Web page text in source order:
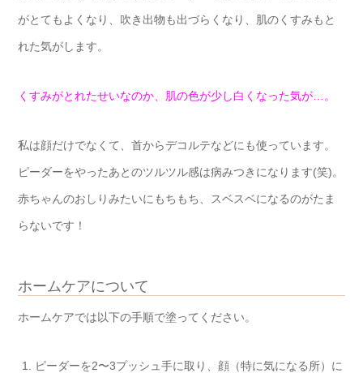
がとてもよくなり、吹き出物も出づらくなり、肌のくすみもと
れた気がします。
くすみがとれたせいなのか、肌の色が少し白くなった気が…。
私は顔だけでなくて、首からデコルテなどにも使っています。
ピーダーをやったあとのツルツル感は病みつきになります(笑)。
赤ちゃんのおしりみたいにもちもち、スベスベになるのがたま
らないです！
ホームケアについて
ホームケアでは以下の手順で塗ってください。
ピーダーを2〜3プッシュ手に取り、顔（特に気になる所）に